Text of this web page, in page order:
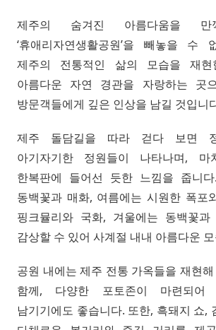
제주의 숨겨진 아름다움을 만
‘휴애리자연생활공원’을 빼놓을 수
제주의 전통적인 삶의 모습을 재
아름다운 자연 경관을 자랑하는 곳
방문객들에게 깊은 인상을 남길 것입니
제주 돌담길을 따라 걷다 보면
아기자기한 정원들이 나타나며,
한복판에 들어선 듯한 느낌을 줍니
동백꽃과 매화, 여름에는 시원한 폭포
핑크뮬리와 국화, 겨울에는 동백꽃
감상할 수 있어 사계절 내내 아름다운
공원 내에는 제주 전통 가옥들을 재현
함께, 다양한 포토존이 마련되어
남기기에도 좋습니다. 또한, 흑돼지 쇼,